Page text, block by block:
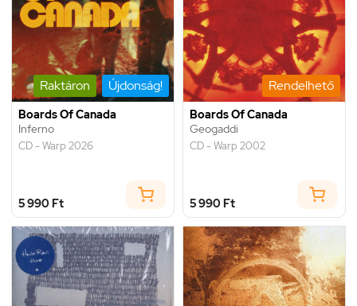
Raktáron Újdonság!
Boards Of Canada
Inferno
CD - Warp 2026
5 990 Ft
Rendelhető
Boards Of Canada
Geogaddi
CD - Warp 2002
5 990 Ft